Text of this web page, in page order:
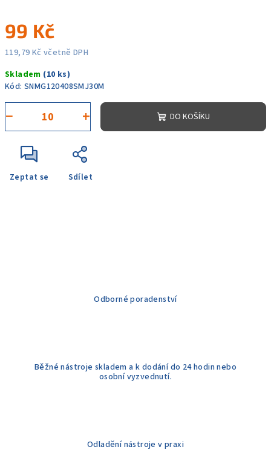
99 Kč
119,79 Kč včetně DPH
cena:
Skladem (10 ks)
Kód: SNMG120408SMJ30M
+
− DO KOŠÍKU
Zeptat se Sdílet
Odborné poradenství
Běžné nástroje skladem a k dodání do 24 hodin nebo
osobní vyzvednutí.
Odladění nástroje v praxi